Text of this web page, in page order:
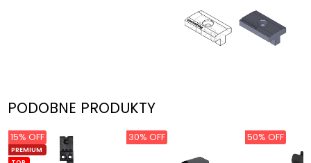
PODOBNE PRODUKTY
PREMIUM
15% OFF 30% OFF 50% OFF